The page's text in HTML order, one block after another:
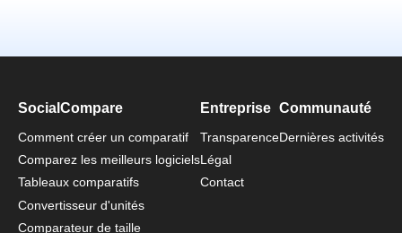
SocialCompare
Comment créer un comparatif
Comparez les meilleurs logiciels
Tableaux comparatifs
Convertisseur d'unités
Comparateur de taille
Entreprise
Transparence
Légal
Contact
Communauté
Dernières activités